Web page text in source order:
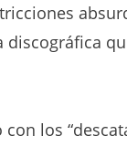
discográfica
los